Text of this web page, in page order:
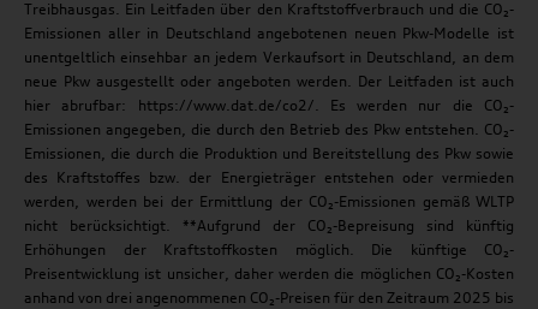
Treibhausgas. Ein Leitfaden über den Kraftstoffverbrauch und die CO₂-
Emissionen aller in Deutschland angebotenen neuen Pkw-Modelle ist
unentgeltlich einsehbar an jedem Verkaufsort in Deutschland, an dem
neue Pkw ausgestellt oder angeboten werden. Der Leitfaden ist auch
hier abrufbar: https://www.dat.de/co2/. Es werden nur die CO₂-
Emissionen angegeben, die durch den Betrieb des Pkw entstehen. CO₂-
Emissionen, die durch die Produktion und Bereitstellung des Pkw sowie
des Kraftstoffes bzw. der Energieträger entstehen oder vermieden
werden, werden bei der Ermittlung der CO₂-Emissionen gemäß WLTP
nicht berücksichtigt. **Aufgrund der CO₂-Bepreisung sind künftig
Erhöhungen der Kraftstoffkosten möglich. Die künftige CO₂-
Preisentwicklung ist unsicher, daher werden die möglichen CO₂-Kosten
anhand von drei angenommenen CO₂-Preisen für den Zeitraum 2025 bis